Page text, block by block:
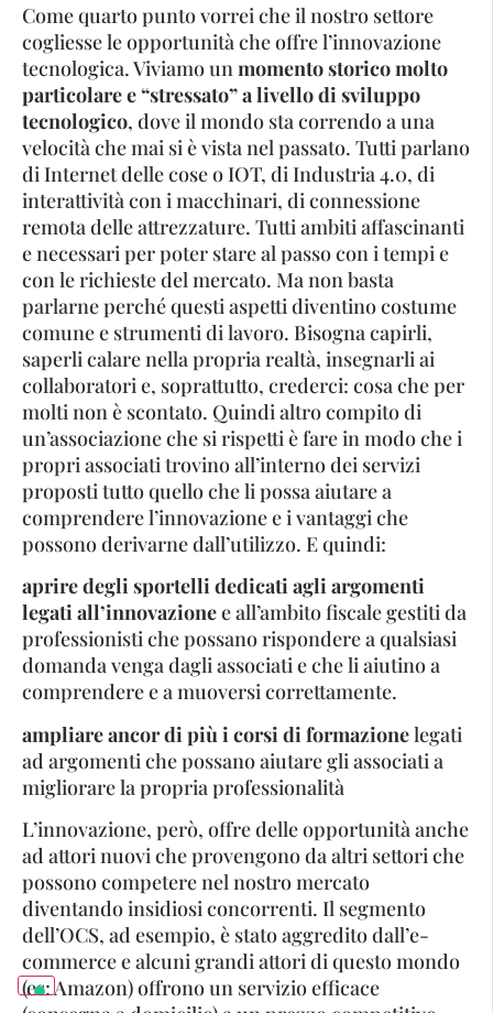
Come quarto punto vorrei che il nostro settore
cogliesse le opportunità che offre l’innovazione
tecnologica. Viviamo un momento storico molto
particolare e “stressato” a livello di sviluppo
tecnologico, dove il mondo sta correndo a una
velocità che mai si è vista nel passato. Tutti parlano
di Internet delle cose o IOT, di Industria 4.0, di
interattività con i macchinari, di connessione
remota delle attrezzature. Tutti ambiti affascinanti
e necessari per poter stare al passo con i tempi e
con le richieste del mercato. Ma non basta
parlarne perché questi aspetti diventino costume
comune e strumenti di lavoro. Bisogna capirli,
saperli calare nella propria realtà, insegnarli ai
collaboratori e, soprattutto, crederci: cosa che per
molti non è scontato. Quindi altro compito di
un’associazione che si rispetti è fare in modo che i
propri associati trovino all’interno dei servizi
proposti tutto quello che li possa aiutare a
comprendere l’innovazione e i vantaggi che
possono derivarne dall’utilizzo. E quindi:
aprire degli sportelli dedicati agli argomenti
legati all’innovazionee all’ambito fiscale gestiti da
professionisti che possano rispondere a qualsiasi
domanda venga dagli associati e che li aiutino a
comprendere e a muoversi correttamente.
ampliare ancor di più i corsi di formazionelegati
ad argomenti che possano aiutare gli associati a
migliorare la propria professionalità
L’innovazione, però, offre delle opportunità anche
ad attori nuovi che provengono da altri settori che
possono competere nel nostro mercato
diventando insidiosi concorrenti. Il segmento
dell’OCS, ad esempio, è stato aggredito dall’e-
commerce e alcuni grandi attori di questo mondo
(es: Amazon) offrono un servizio efficace